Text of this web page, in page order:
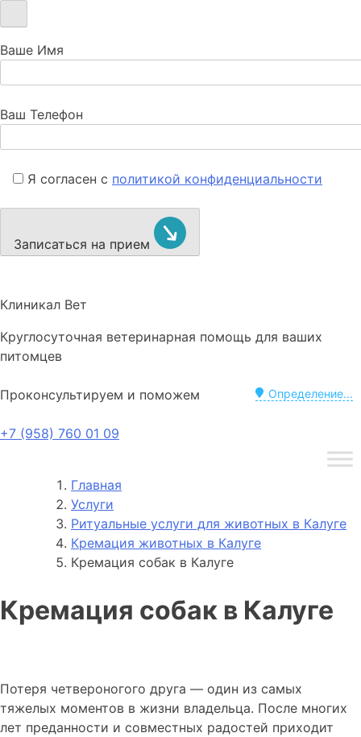
Ваше Имя
Ваш Телефон
Я согласен с политикой конфиденциальности
Записаться на прием
Клиникал Вет
Круглосуточная ветеринарная помощь для ваших
питомцев
Определение...
Проконсультируем и поможем
+7 (958) 760 01 09
Главная
Услуги
Ритуальные услуги для животных в Калуге
Кремация животных в Калуге
Кремация собак в Калуге
Кремация собак в Калуге
Потеря четвероногого друга — один из самых
тяжелых моментов в жизни владельца. После многих
лет преданности и совместных радостей приходит